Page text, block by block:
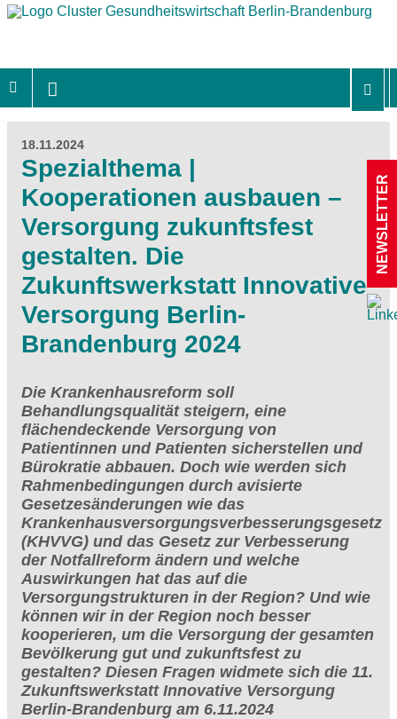
18.11.2024
Spezialthema |
Kooperationen ausbauen –
Versorgung zukunftsfest
gestalten. Die
Zukunftswerkstatt Innovative
Versorgung Berlin-
Brandenburg 2024
Die Krankenhausreform soll
Behandlungsqualität steigern, eine
flächendeckende Versorgung von
Patientinnen und Patienten sicherstellen und
Bürokratie abbauen. Doch wie werden sich
Rahmenbedingungen durch avisierte
Gesetzesänderungen wie das
Krankenhausversorgungsverbesserungsgesetz
(KHVVG) und das Gesetz zur Verbesserung
der Notfallreform ändern und welche
Auswirkungen hat das auf die
Versorgungstrukturen in der Region? Und wie
können wir in der Region noch besser
kooperieren, um die Versorgung der gesamten
Bevölkerung gut und zukunftsfest zu
gestalten? Diesen Fragen widmete sich die 11.
Zukunftswerkstatt Innovative Versorgung
Berlin-Brandenburg am 6.11.2024
NEWSLETTER